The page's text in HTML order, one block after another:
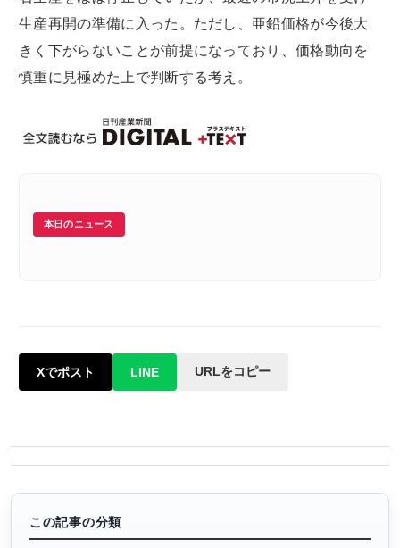
生産再開の準備に入った。ただし、亜鉛価格が今後大
きく下がらないことが前提になっており、価格動向を
慎重に見極めた上で判断する考え。
本日のニュース
Xでポスト LINE URLをコピー
この記事の分類